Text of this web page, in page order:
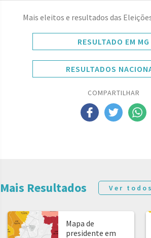
Mais eleitos e resultados das
RESULTADO EM MG
RESULTADOS
COMPARTILHAR
Mais Resultados Ver
Mapa de
presidente em